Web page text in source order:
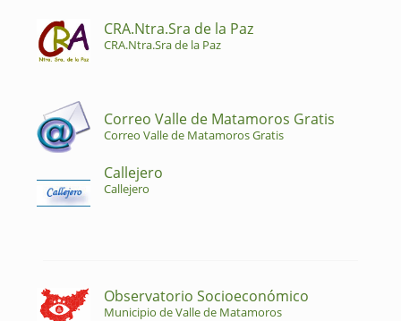
CRA.Ntra.Sra de la Paz
CRA.Ntra.Sra de la Paz
Correo Valle de Matamoros Gratis
Correo Valle de Matamoros Gratis
Callejero
Callejero
Observatorio Socioeconómico
Municipio de Valle de Matamoros